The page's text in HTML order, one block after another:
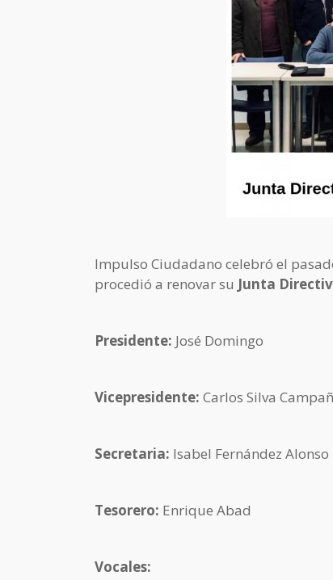
Impulso Ciudadano celebró el
procedió a renovar su Junta
Presidente: José Domingo
Vicepresidente: Carlos Silva
Secretaria: Isabel Fernández Alonso
Tesorero: Enrique Abad
Vocales: